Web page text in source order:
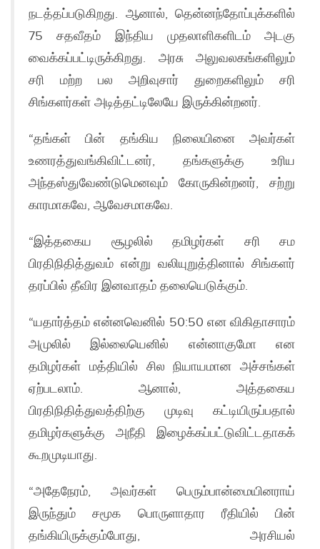
நடத்தப்படுகிறது. ஆனால், தென்னந்தோப்புக்களில்
75 சதவீதம் இந்திய முதலாளிகளிடம் அடகு
வைக்கப்பட்டிருக்கிறது. அரசு அலுவலகங்களிலும்
சரி மற்ற பல அறிவுசார் துறைகளிலும் சரி
சிங்களர்கள் அடித்தட்டிலேயே இருக்கின்றனர்.
“தங்கள் பின் தங்கிய நிலையினை அவர்கள்
உணரத்துவங்கிவிட்டனர், தங்களுக்கு உரிய
அந்தஸ்துவேண்டுமெனவும் கோருகின்றனர், சற்று
காரமாகவே, ஆவேசமாகவே.
“இத்தகைய சூழலில் தமிழர்கள் சரி சம
பிரதிநிதித்துவம் என்று வலியுறுத்தினால் சிங்களர்
தரப்பில் தீவிர இனவாதம் தலையெடுக்கும்.
“யதார்த்தம் என்னவெனில் 50:50 என விகிதாசாரம்
அமுலில் இல்லையெனில் என்னாகுமோ என
தமிழர்கள் மத்தியில் சில நியாயமான அச்சங்கள்
ஏற்படலாம். ஆனால், அத்தகைய
பிரதிநிதித்துவத்திற்கு முடிவு கட்டியிருப்பதால்
தமிழர்களுக்கு அநீதி இழைக்கப்பட்டுவிட்டதாகக்
கூறமுடியாது.
“அதேநேரம், அவர்கள் பெரும்பான்மையினராய்
இருந்தும் சமூக பொருளாதார ரீதியில் பின்
தங்கியிருக்கும்போது, அரசியல்